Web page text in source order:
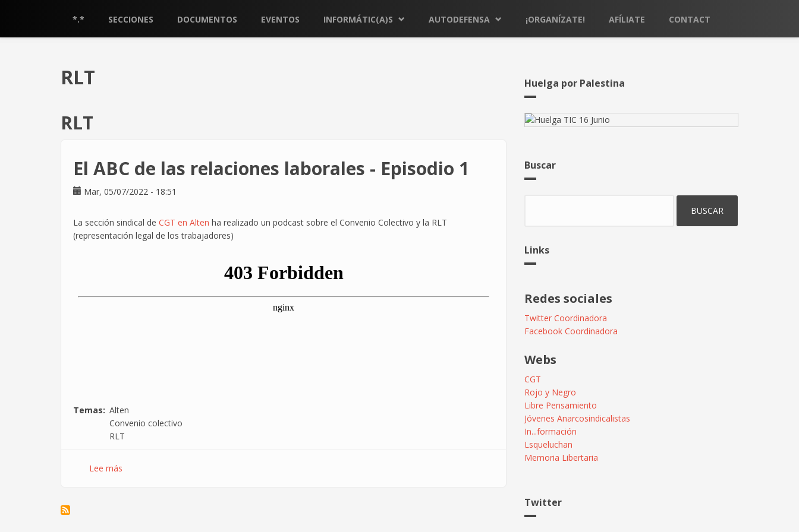
*.* SECCIONES DOCUMENTOS EVENTOS INFORMÁTIC(A)S AUTODEFENSA ¡ORGANÍZATE! AFÍLIATE CONTACT
RLT
RLT
El ABC de las relaciones laborales - Episodio 1
Mar, 05/07/2022 - 18:51
La sección sindical de CGT en Alten ha realizado un podcast sobre el Convenio Colectivo y la RLT
(representación legal de los trabajadores)
Temas
Alten
Convenio colectivo
RLT
Lee más
Huelga por Palestina
Buscar
Links
Redes sociales
Twitter Coordinadora
Facebook Coordinadora
Webs
CGT
Rojo y Negro
Libre Pensamiento
Jóvenes Anarcosindicalistas
In...formación
Lsqueluchan
Memoria Libertaria
Twitter